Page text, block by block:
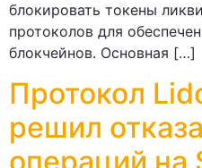
блокировать токены
протоколов для
блокчейнов. Основная […]
Протокол
решил